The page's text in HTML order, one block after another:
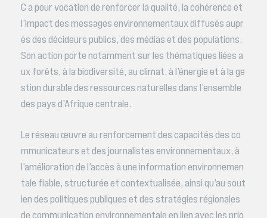
C a pour vocation de renforcer la qualité, la cohérence et
l’impact des messages environnementaux diffusés aupr
ès des décideurs publics, des médias et des populations.
Son action porte notamment sur les thématiques liées a
ux forêts, à la biodiversité, au climat, à l’énergie et à la ge
stion durable des ressources naturelles dans l’ensemble
des pays d’Afrique centrale.
Le réseau œuvre au renforcement des capacités des co
mmunicateurs et des journalistes environnementaux, à
l’amélioration de l’accès à une information environnemen
tale fiable, structurée et contextualisée, ainsi qu’au sout
ien des politiques publiques et des stratégies régionales
de communication environnementale en lien avec les prio